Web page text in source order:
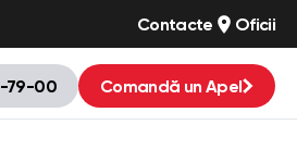
Contacte Oficii
79-00 Comandă un Apel